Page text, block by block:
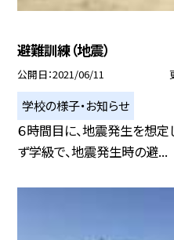
避難訓練（地震）
公開日 2021/06/11
学校の様子・お知らせ
６時間目に、地震発生を想
ず学級で、地震発生時の避...